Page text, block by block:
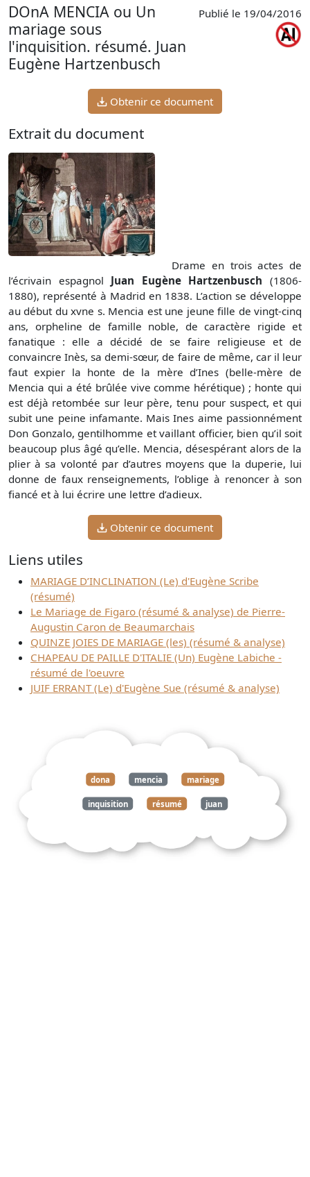
DOnA MENCIA ou Un
mariage sous
l'inquisition. résumé. Juan
Eugène Hartzenbusch
Publié le 19/04/2016
Obtenir ce document
Extrait du document
Drame en trois actes de
l’écrivain espagnol Juan Eugène Hartzenbusch (1806-
1880), représenté à Madrid en 1838. L’action se développe
au début du xvne s. Mencia est une jeune fille de vingt-cinq
ans, orpheline de famille noble, de caractère rigide et
fanatique : elle a décidé de se faire religieuse et de
convaincre Inès, sa demi-sœur, de faire de même, car il leur
faut expier la honte de la mère d’Ines (belle-mère de
Mencia qui a été brûlée vive comme hérétique) ; honte qui
est déjà retombée sur leur père, tenu pour suspect, et qui
subit une peine infamante. Mais Ines aime passionnément
Don Gonzalo, gentilhomme et vaillant officier, bien qu’il soit
beaucoup plus âgé qu’elle. Mencia, désespérant alors de la
plier à sa volonté par d’autres moyens que la duperie, lui
donne de faux renseignements, l’oblige à renoncer à son
fiancé et à lui écrire une lettre d’adieux.
Obtenir ce document
Liens utiles
MARIAGE D’INCLINATION (Le) d'Eugène Scribe
(résumé)
Le Mariage de Figaro (résumé & analyse) de Pierre-
Augustin Caron de Beaumarchais
QUINZE JOIES DE MARIAGE (les) (résumé & analyse)
CHAPEAU DE PAILLE D'ITALIE (Un) Eugène Labiche -
résumé de l'oeuvre
JUIF ERRANT (Le) d'Eugène Sue (résumé & analyse)
dona mencia mariage
inquisition résumé juan